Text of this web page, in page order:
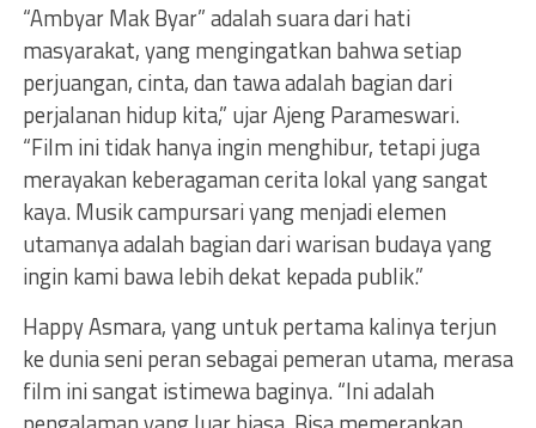
“Ambyar Mak Byar” adalah suara dari hati
masyarakat, yang mengingatkan bahwa setiap
perjuangan, cinta, dan tawa adalah bagian dari
perjalanan hidup kita,” ujar Ajeng Parameswari.
“Film ini tidak hanya ingin menghibur, tetapi juga
merayakan keberagaman cerita lokal yang sangat
kaya. Musik campursari yang menjadi elemen
utamanya adalah bagian dari warisan budaya yang
ingin kami bawa lebih dekat kepada publik.”
Happy Asmara, yang untuk pertama kalinya terjun
ke dunia seni peran sebagai pemeran utama, merasa
film ini sangat istimewa baginya. “Ini adalah